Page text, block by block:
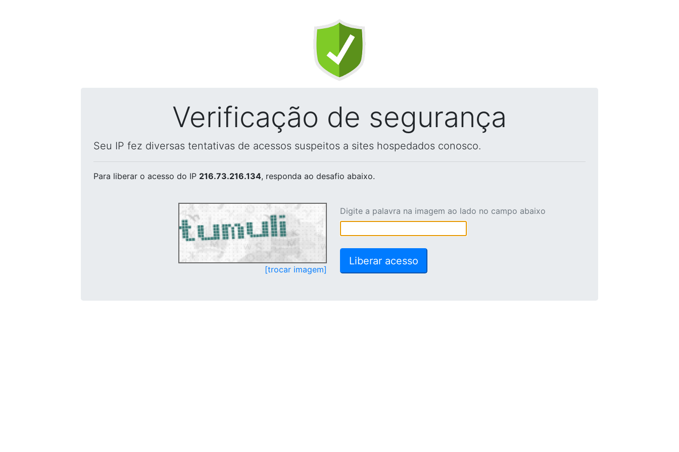
Verificação de segurança
Seu IP fez diversas tentativas de acessos suspeitos a sites hospedados conosco.
Para liberar o acesso do IP 216.73.216.134, responda ao desafio abaixo.
[trocar imagem]
Digite a palavra na imagem ao lado no campo abaixo